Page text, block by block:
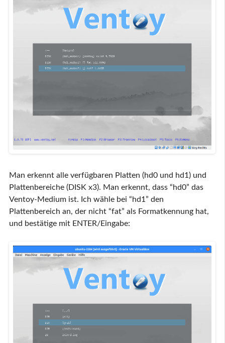
Man erkennt alle verfügbaren Platten (hd0 und hd1) und
Plattenbereiche (DISK x3). Man erkennt, dass “hd0” das
Ventoy-Medium ist. Ich wähle bei “hd1” den
Plattenbereich an, der nicht “fat” als Formatkennung hat,
und bestätige mit ENTER/Eingabe: